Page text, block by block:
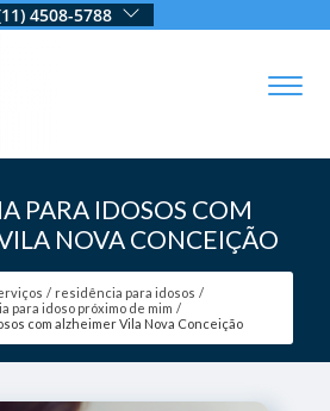
4508-5788
PARA IDOSOS COM
NOVA CONCEIÇÃO
residência para idosos
para idoso próximo de mim
com alzheimer Vila Nova Conceição